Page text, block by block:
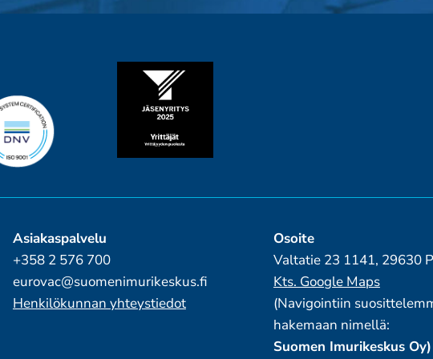
Asiakaspalvelu
+358 2 576 700
eurovac@suomenimurikeskus.fi
Henkilökunnan yhteystiedot
Osoite
Valtatie 23 1141, 29630
Kts. Google Maps
(Navigointiin
hakemaan nimellä:
Suomen Imurikeskus Oy)